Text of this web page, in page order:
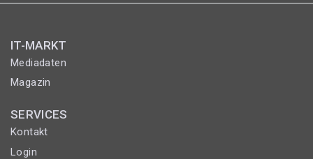
IT-MARKT
Mediadaten
Magazin
SERVICES
Kontakt
Login